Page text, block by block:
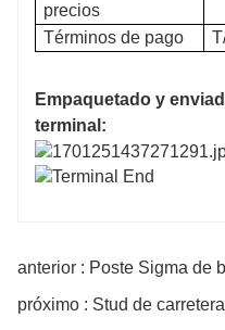
precios
Términos de pago
Empaquetado y
terminal:
anterior : Poste Sigma de
próximo : Stud de